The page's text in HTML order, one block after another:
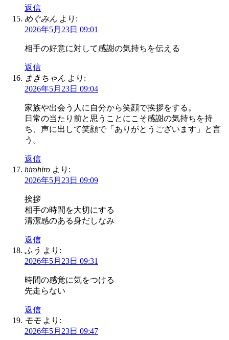
返信
めぐみん より:
2026年5月23日 09:01
相手の好意に対して感謝の気持ちを伝える
返信
まきちゃん より:
2026年5月23日 09:04
家族や出会う人に自分から笑顔で挨拶をする。
日常の当たり前と思うことにこそ感謝の気持ちを持
ち、声に出して笑顔で「ありがとうございます」と言
う。
返信
hirohiro より:
2026年5月23日 09:09
挨拶
相手の時間を大切にする
清潔感のある身だしなみ
返信
ふう より:
2026年5月23日 09:31
時間の感覚に気をつける
先走らない
返信
モモ より:
2026年5月23日 09:47